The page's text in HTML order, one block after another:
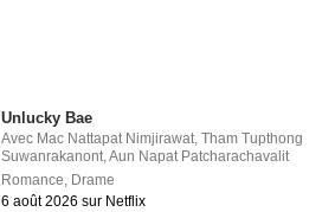
Unlucky Bae
Avec Mac Nattapat Nimjirawat ,Tham Tupthong
Suwanrakanont ,Aun Napat Patcharachavalit
Romance Drame
6 août 2026 sur Netflix